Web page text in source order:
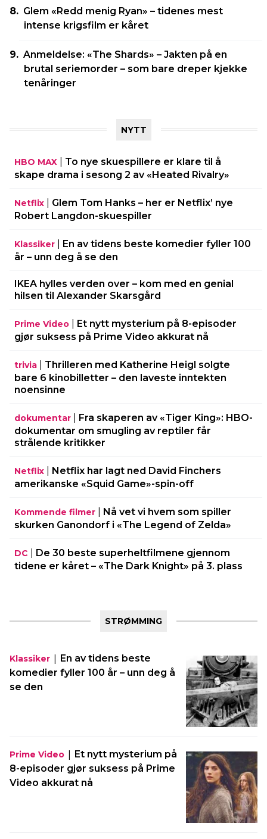
Glem «Redd menig Ryan» – tidenes mest
intense krigsfilm er kåret
Anmeldelse: «The Shards» – Jakten på en
brutal seriemorder – som bare dreper kjekke
tenåringer
NYTT
HBO MAX
To nye skuespillere er klare til å
skape drama i sesong 2 av «Heated Rivalry»
Netflix
Glem Tom Hanks – her er Netflix’ nye
Robert Langdon-skuespiller
Klassiker
En av tidens beste komedier fyller 100
år – unn deg å se den
IKEA hylles verden over – kom med en genial
hilsen til Alexander Skarsgård
Prime Video
Et nytt mysterium på 8-episoder
gjør suksess på Prime Video akkurat nå
trivia
Thrilleren med Katherine Heigl solgte
bare 6 kinobilletter – den laveste inntekten
noensinne
dokumentar
Fra skaperen av «Tiger King»: HBO-
dokumentar om smugling av reptiler får
strålende kritikker
Netflix
Netflix har lagt ned David Finchers
amerikanske «Squid Game»-spin-off
Kommende filmer
Nå vet vi hvem som spiller
skurken Ganondorf i «The Legend of Zelda»
DC
De 30 beste superheltfilmene gjennom
tidene er kåret – «The Dark Knight» på 3. plass
STRØMMING
Klassiker | En av tidens beste
komedier fyller 100 år – unn deg å
se den
Prime Video | Et nytt mysterium på
8-episoder gjør suksess på Prime
Video akkurat nå